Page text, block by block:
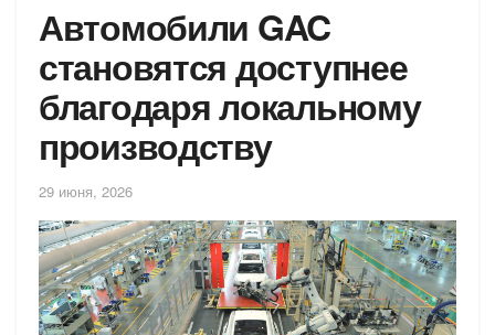
Автомобили GAC
становятся доступнее
благодаря локальному
производству
29 июня, 2026